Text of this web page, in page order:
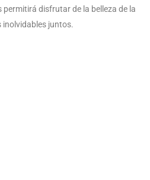
disfrutar de la belleza de la
inolvidables juntos.